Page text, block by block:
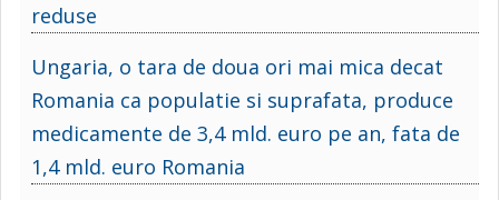
reduse
Ungaria, o tara de doua ori mai mica decat
Romania ca populatie si suprafata, produce
medicamente de 3,4 mld. euro pe an, fata de
1,4 mld. euro Romania